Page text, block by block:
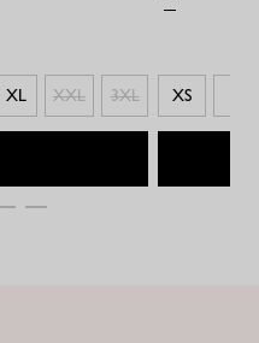
XL XXL 3XL XS